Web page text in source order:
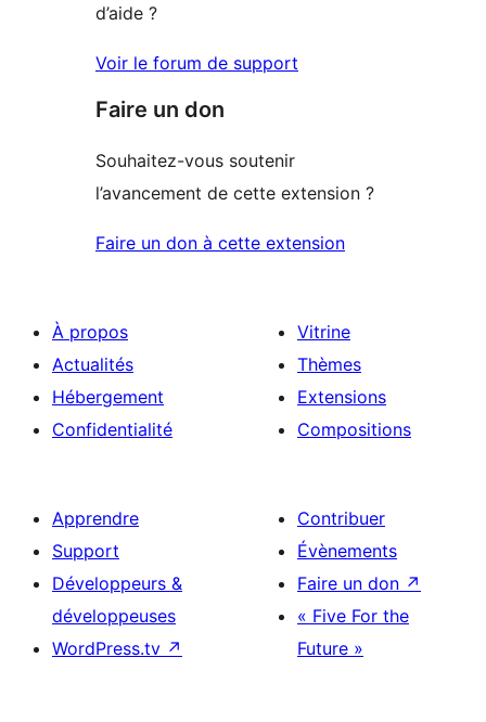
d’aide ?
Voir le forum de support
Faire un don
Souhaitez-vous soutenir
l’avancement de cette extension ?
Faire un don à cette extension
À propos
Actualités
Hébergement
Confidentialité
Vitrine
Thèmes
Extensions
Compositions
Apprendre
Support
Développeurs &
développeuses
WordPress.tv ↗
Contribuer
Évènements
Faire un don ↗
« Five For the
Future »